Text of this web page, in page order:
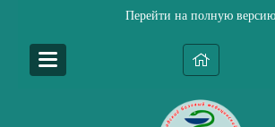
Перейти на полную версию